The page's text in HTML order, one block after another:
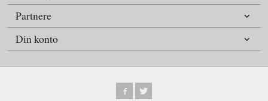
Partnere
Din konto